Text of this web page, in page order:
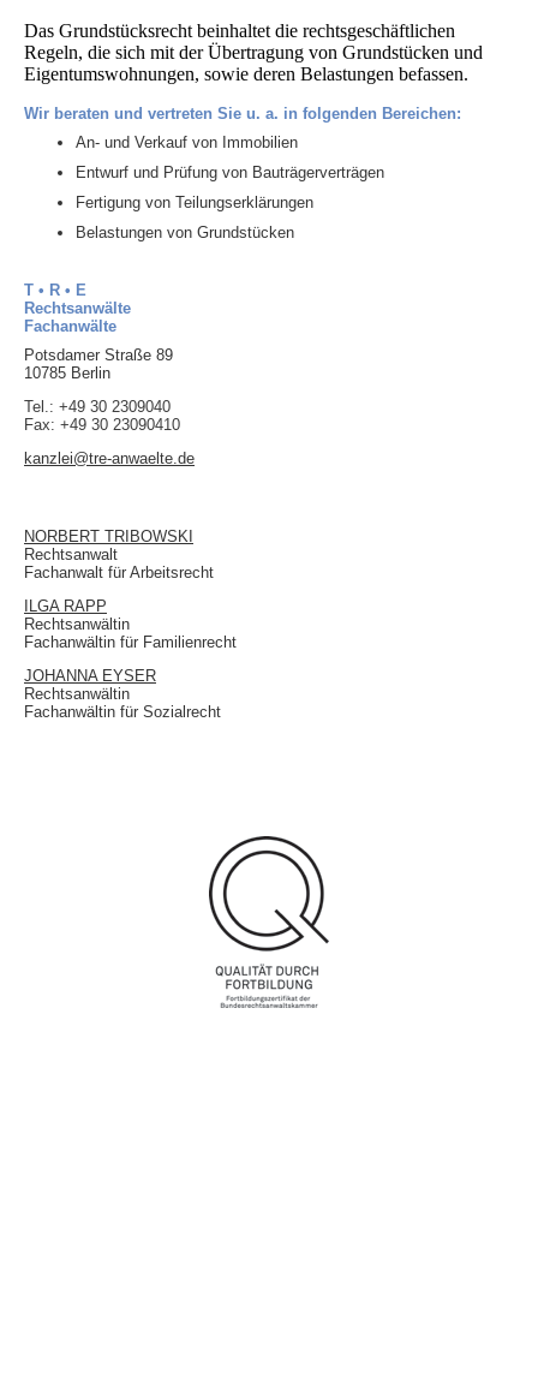
Das Grundstücksrecht beinhaltet die rechtsgeschäftlichen
Regeln, die sich mit der Übertragung von Grundstücken und
Eigentumswohnungen, sowie deren Belastungen befassen.
Wir beraten und vertreten Sie u. a. in folgenden Bereichen:
An- und Verkauf von Immobilien
Entwurf und Prüfung von Bauträgerverträgen
Fertigung von Teilungserklärungen
Belastungen von Grundstücken
T • R • E
Rechtsanwälte
Fachanwälte
Potsdamer Straße 89
10785 Berlin
Tel.: +49 30 2309040
Fax: +49 30 23090410
kanzlei@tre-anwaelte.de
NORBERT TRIBOWSKI
Rechtsanwalt
Fachanwalt für Arbeitsrecht
ILGA RAPP
Rechtsanwältin
Fachanwältin für Familienrecht
JOHANNA EYSER
Rechtsanwältin
Fachanwältin für Sozialrecht